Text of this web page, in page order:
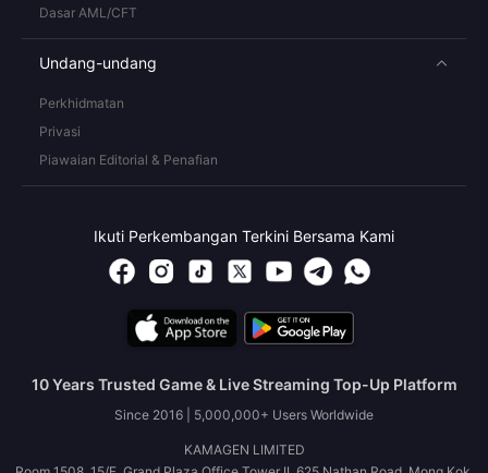
Dasar AML/CFT
Undang-undang
Perkhidmatan
Privasi
Piawaian Editorial & Penafian
Ikuti Perkembangan Terkini Bersama Kami
10 Years Trusted Game & Live Streaming Top-Up Platform
Since 2016 | 5,000,000+ Users Worldwide
KAMAGEN LIMITED